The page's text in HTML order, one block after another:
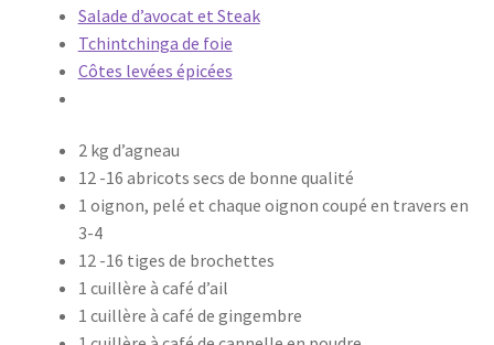
Salade d’avocat et Steak
Tchintchinga de foie
Côtes levées épicées
2 kg d’agneau
12 -16 abricots secs de bonne qualité
1 oignon, pelé et chaque oignon coupé en travers en
3-4
12 -16 tiges de brochettes
1 cuillère à café d’ail
1 cuillère à café de gingembre